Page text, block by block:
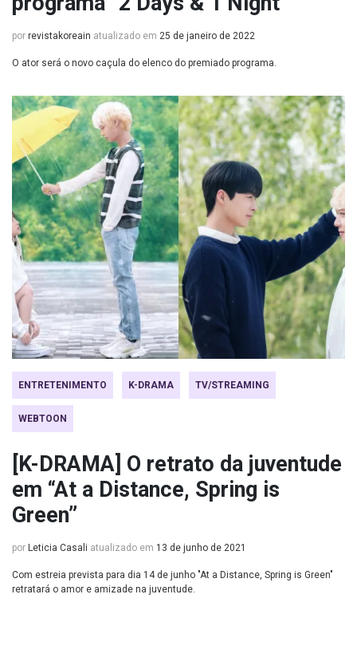
por revistakoreain atualizado em 25 de janeiro de 2022
O ator será o novo caçula do elenco do premiado programa.
ENTRETENIMENTO K-DRAMA TV/STREAMING
WEBTOON
[K-DRAMA] O retrato da juventude
em “At a Distance, Spring is
Green”
por Leticia Casali atualizado em 13 de junho de 2021
Com estreia prevista para dia 14 de junho "At a Distance, Spring is Green"
retratará o amor e amizade na juventude.